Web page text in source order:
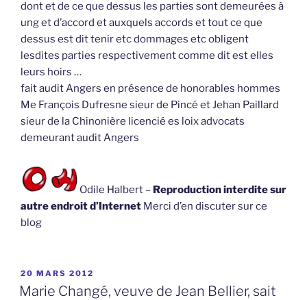
dont et de ce que dessus les parties sont demeurées à
ung et d’accord et auxquels accords et tout ce que
dessus est dit tenir etc dommages etc obligent
lesdites parties respectivement comme dit est elles
leurs hoirs …
fait audit Angers en présence de honorables hommes
Me François Dufresne sieur de Pincé et Jehan Paillard
sieur de la Chinonière licencié es loix advocats
demeurant audit Angers
Odile Halbert – Reproduction interdite sur
autre endroit d’Internet Merci d’en discuter sur ce
blog
PUBLIÉ
LE
20 MARS 2012
Marie Changé, veuve de Jean Bellier, sait